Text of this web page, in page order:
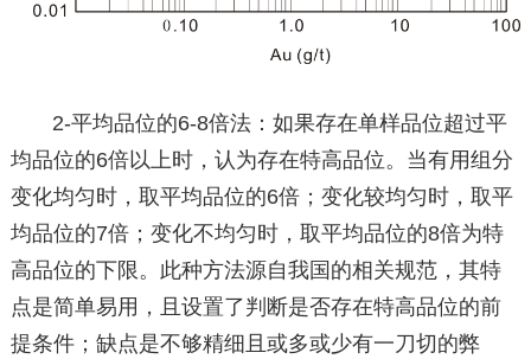
2-平均品位的6-8倍法：如果存在单样品位超过平
均品位的6倍以上时，认为存在特高品位。当有用组分
变化均匀时，取平均品位的6倍；变化较均匀时，取平
均品位的7倍；变化不均匀时，取平均品位的8倍为特
高品位的下限。此种方法源自我国的相关规范，其特
点是简单易用，且设置了判断是否存在特高品位的前
提条件；缺点是不够精细且或多或少有一刀切的弊